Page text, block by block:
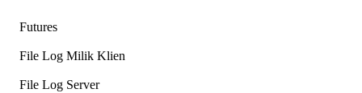
Futures
File Log Milik Klien
File Log Server